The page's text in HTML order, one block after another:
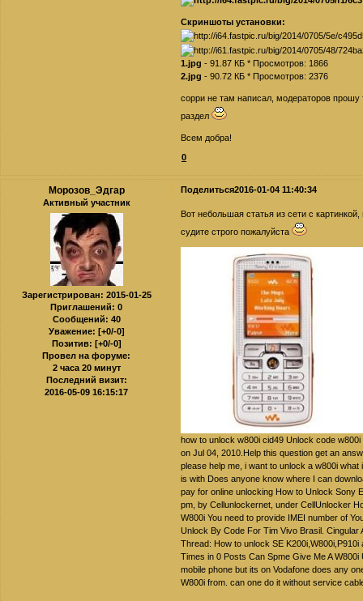
Скриншоты установки:
1.jpg - 91.87 КБ * Просмотров: 1866
2.jpg - 90.72 КБ * Просмотров: 2376
сорри не там написал, модераторов
раздел
Всем добра!
0
Поделиться2016-01-04 11:40:34
Морозов_Эдгар
Активный участник
Зарегистрирован: 2015-01-25
Приглашений: 0
Сообщений: 40
Уважение: [+0/-0]
Позитив: [+0/-0]
Провел на форуме:
2 часа 20 минут
Последний визит:
2016-05-09 16:15:17
Вот небольшая статья из сети с
судите строго пожалуйста
how to unlock w800i cid49 Unlock code
on Jul 04, 2010.Help this question get an
please help me, i want to unlock a w800i
is with Does anyone know where I can
pay for online unlocking How to Unlock Sony
pm, by Cellunlockernet, under CellUnlocker
W800i You need to provide IMEI number of
Unlock By Code For Tim Vivo Brasil.
Thread: How to unlock SE
Times in 0 Posts Can Spme Give Me A
mobile phone but its on Vodafone does any
W800i from. can one do it without service